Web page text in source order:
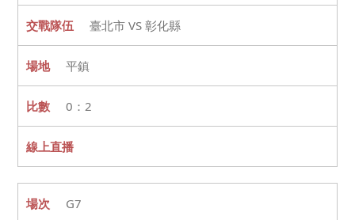
臺北市 VS 彰化縣
平鎮
0：2
G7